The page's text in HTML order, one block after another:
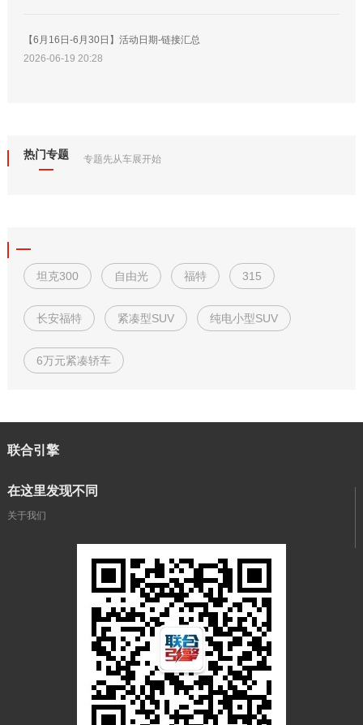
【6月16日-6月30日】活动日期-链接汇总
2026-06-19 20:28
热门专题 专题先从车展开始
坦克300 自由光 福特 315
长安福特 紧凑型SUV 纯电小型SUV
6万元紧凑轿车
联合引擎
在这里发现不同
关于我们